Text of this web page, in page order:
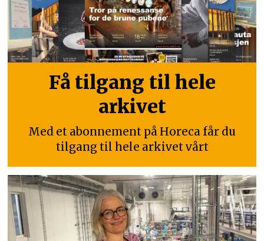
Få tilgang til hele
arkivet
Med et abonnement på Horeca får du
tilgang til hele arkivet vårt